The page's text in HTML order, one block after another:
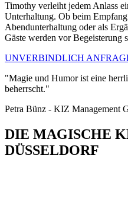
Timothy verleiht jedem Anlass
Unterhaltung. Ob beim
Abendunterhaltung oder als
Gäste werden vor Begeisterung
UNVERBINDLICH
"Magie und Humor ist eine
beherrscht."
Petra Bünz - KIZ Management
DIE MAGISCHE
DÜSSELDORF